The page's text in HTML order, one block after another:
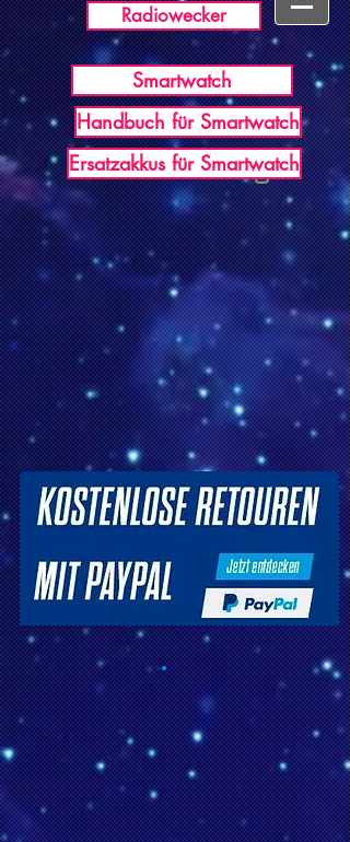
USB Germany
Radiowecker
Smartwatch
Handbuch für Smartwatch
Ersatzakkus für Smartwatch